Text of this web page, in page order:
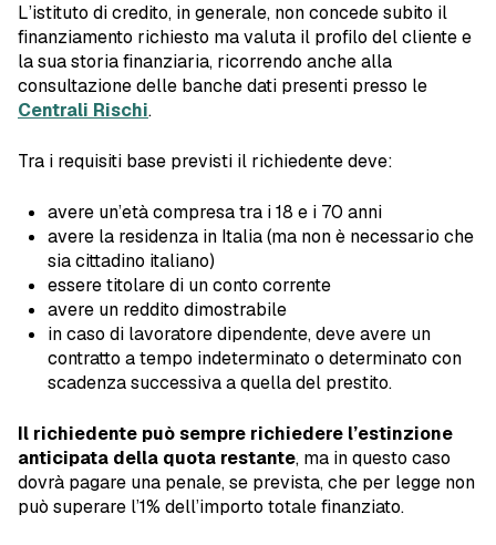
L’istituto di credito, in generale, non concede subito il
finanziamento richiesto ma valuta il profilo del cliente e
la sua storia finanziaria, ricorrendo anche alla
consultazione delle banche dati presenti presso le
Centrali Rischi.
Tra i requisiti base previsti il richiedente deve:
avere un’età compresa tra i 18 e i 70 anni
avere la residenza in Italia (ma non è necessario che
sia cittadino italiano)
essere titolare di un conto corrente
avere un reddito dimostrabile
in caso di lavoratore dipendente, deve avere un
contratto a tempo indeterminato o determinato con
scadenza successiva a quella del prestito.
Il richiedente può sempre richiedere l’estinzione
anticipata della quota restante, ma in questo caso
dovrà pagare una penale, se prevista, che per legge non
può superare l’1% dell’importo totale finanziato.